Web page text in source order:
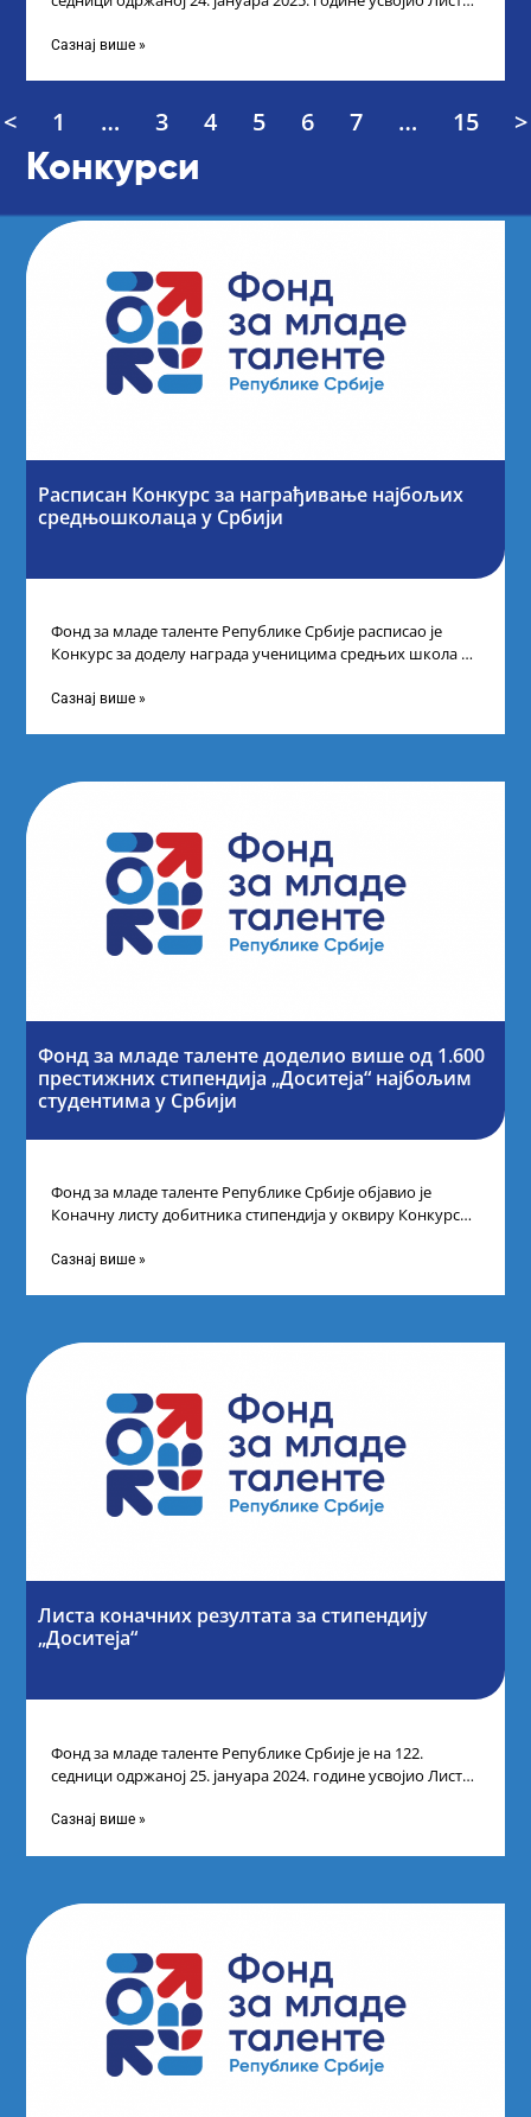
Сазнај више »
< 1 … 3 4 5 6 7 … 15 >
Конкурси
Расписан Конкурс за награђивање најбољих
средњошколаца у Србији
Фонд за младе таленте Републике Србије расписао је
Конкурс за доделу награда ученицима средњих школа за
Сазнај више »
Фонд за младе таленте доделио више од 1.600
престижних стипендија „Доситеја“ најбољим
студентима у Србији
Фонд за младе таленте Републике Србије објавио је
Коначну листу добитника стипендија у оквиру Конкурса
Сазнај више »
Листа коначних резултата за стипендију
„Доситеја“
Фонд за младе таленте Републике Србије је на 122.
седници одржаној 25. јануара 2024. године усвојио Листу
Сазнај више »